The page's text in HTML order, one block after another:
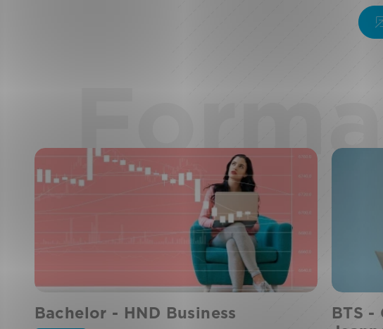
Bachelor - HND Business
BTS -